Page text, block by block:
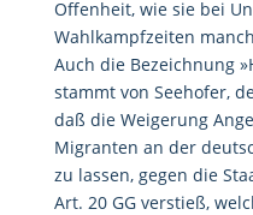
Offenheit, wie sie bei
Wahlkampfzeiten
Auch die Bezeichnung
stammt von Seehofer,
daß die Weigerung
Migranten an der
zu lassen, gegen die
Art. 20 GG verstieß,